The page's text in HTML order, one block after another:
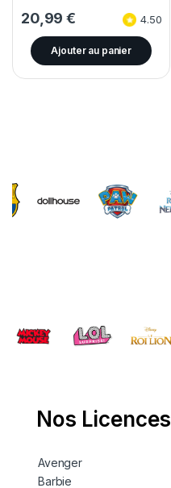
20,99€ 4.50
Ajouter au panier
Brands Carousel
Nos Licences
Avenger
Barbie